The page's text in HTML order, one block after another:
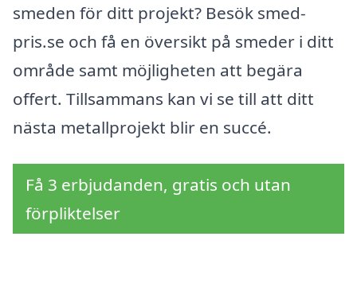
smeden för ditt projekt? Besök smed-
pris.se och få en översikt på smeder i ditt
område samt möjligheten att begära
offert. Tillsammans kan vi se till att ditt
nästa metallprojekt blir en succé.
Få 3 erbjudanden, gratis och utan
förpliktelser